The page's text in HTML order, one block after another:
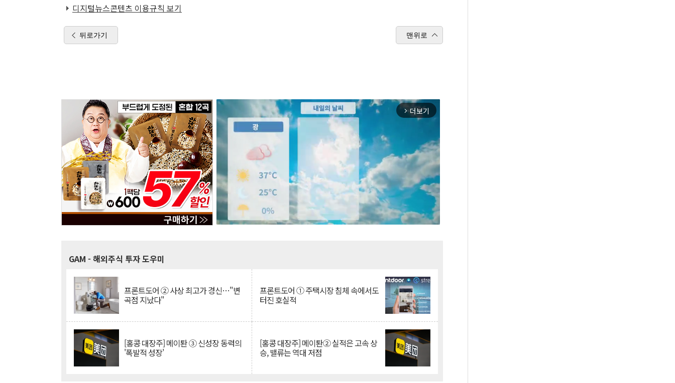
디지털뉴스콘텐츠 이용규칙 보기
뒤로가기 맨위로
arrow_forward_ios 더보기
GAM - 해외주식 투자 도우미
프론트도어 ② 사상 최고가 경신…"변
곡점 지났다"
프론트도어 ① 주택시장 침체 속에서도
터진 호실적
[홍콩 대장주] 메이퇀 ③ 신성장 동력의
'폭발적 성장'
[홍콩 대장주] 메이퇀② 실적은 고속 상
승, 밸류는 역대 저점